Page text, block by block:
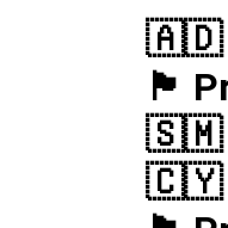
🇦🇩
🏴󠁧󠁢󠁥󠁮󠁧󠁿
🇸🇲
🇨🇾